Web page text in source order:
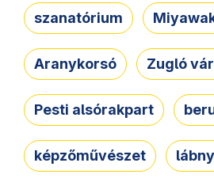
szanatórium
Aranykorsó Zugló
Pesti alsórakpart
képzőművészet